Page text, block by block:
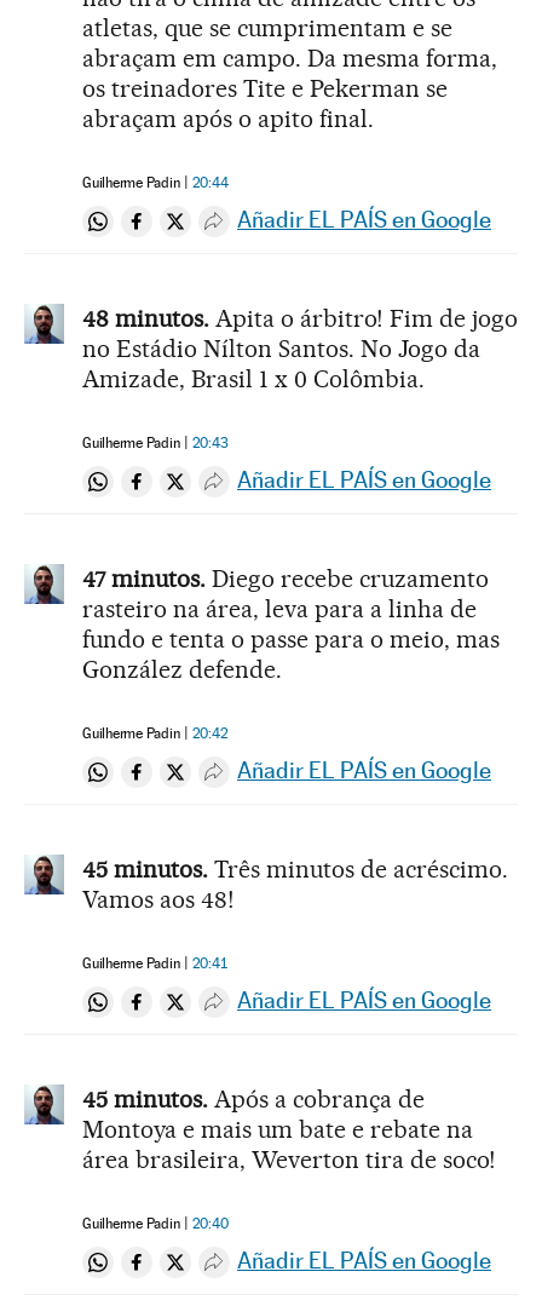
atletas, que se cumprimentam e se
abraçam em campo. Da mesma forma,
os treinadores Tite e Pekerman se
abraçam após o apito final.
Guilherme Padin 20:44
Compartir en Whatsapp
Compartir en Facebook
Compartir en Twitter
Desplegar Redes Sociales
Añadir EL PAÍS en Google
48 minutos. Apita o árbitro! Fim de jogo
no Estádio Nílton Santos. No Jogo da
Amizade, Brasil 1 x 0 Colômbia.
Guilherme Padin 20:43
Compartir en Whatsapp
Compartir en Facebook
Compartir en Twitter
Desplegar Redes Sociales
Añadir EL PAÍS en Google
47 minutos. Diego recebe cruzamento
rasteiro na área, leva para a linha de
fundo e tenta o passe para o meio, mas
González defende.
Guilherme Padin 20:42
Compartir en Whatsapp
Compartir en Facebook
Compartir en Twitter
Desplegar Redes Sociales
Añadir EL PAÍS en Google
45 minutos. Três minutos de acréscimo.
Vamos aos 48!
Guilherme Padin 20:41
Compartir en Whatsapp
Compartir en Facebook
Compartir en Twitter
Desplegar Redes Sociales
Añadir EL PAÍS en Google
45 minutos. Após a cobrança de
Montoya e mais um bate e rebate na
área brasileira, Weverton tira de soco!
Guilherme Padin 20:40
Compartir en Whatsapp
Compartir en Facebook
Compartir en Twitter
Desplegar Redes Sociales
Añadir EL PAÍS en Google